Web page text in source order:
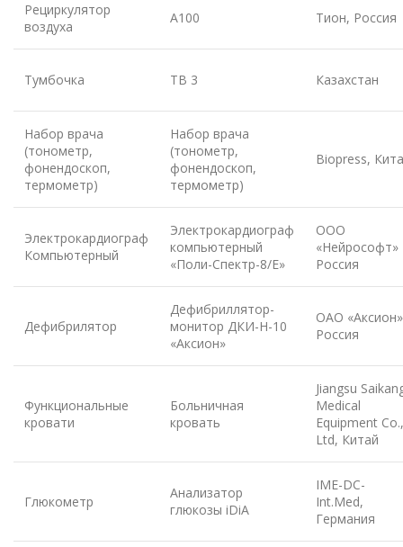
Рециркулятор
воздуха
А100 Тион, Россия
Тумбочка ТВ 3 Казахстан
Набор врача
(тонометр,
фонендоскоп,
термометр)
Набор врача
(тонометр,
фонендоскоп,
термометр)
Biopress,
Электрокардиограф
Компьютерный
Электрокардиограф
компьютерный
«Поли-Спектр-8/Е»
ООО
«Нейрософт»
Россия
Дефибрилятор
Дефибриллятор-
монитор ДКИ-Н-10
«Аксион»
ОАО
Россия
Функциональные
кровати
Больничная
кровать
Jiangsu
Medical
Equipment Co.,
Ltd, Китай
Глюкометр
Анализатор
глюкозы iDiA
IME-DC-
Int.Med,
Германия